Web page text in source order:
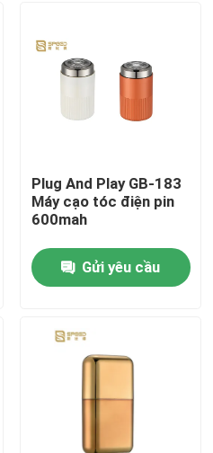
Plug And Play GB-183
Máy cạo tóc điện pin
600mah
Gửi yêu cầu